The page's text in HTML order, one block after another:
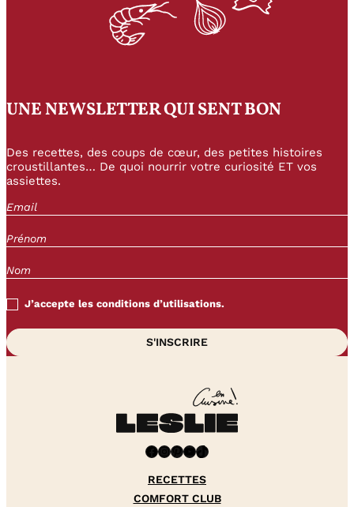
UNE NEWSLETTER QUI SENT BON
Des recettes, des coups de cœur, des petites histoires
croustillantes… De quoi nourrir votre curiosité ET vos
assiettes.
J’accepte les conditions d’utilisations.
Facebook InstagramPinterest YouTube TikTok
RECETTES
COMFORT CLUB